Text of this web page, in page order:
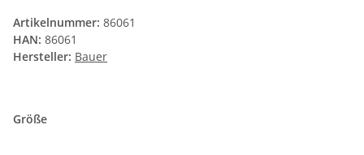
Artikelnummer: 86061
HAN: 86061
Hersteller: Bauer
Größe